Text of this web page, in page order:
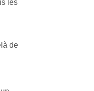
les
de